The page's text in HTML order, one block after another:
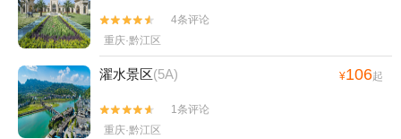


4条评论
重庆·黔江区
濯水景区(5A) ¥106起


1条评论
重庆·黔江区